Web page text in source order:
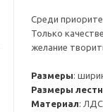
Среди
Только
желание
Размеры:
Размеры
Материал: